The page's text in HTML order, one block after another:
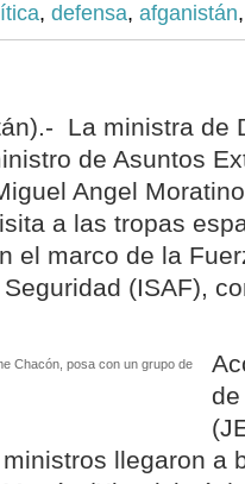
, defensa, afganistán
La ministra de
de Asuntos
Angel
a las tropas
el marco de la
(ISAF),
Chacón, posa con un grupo de
llegaron a